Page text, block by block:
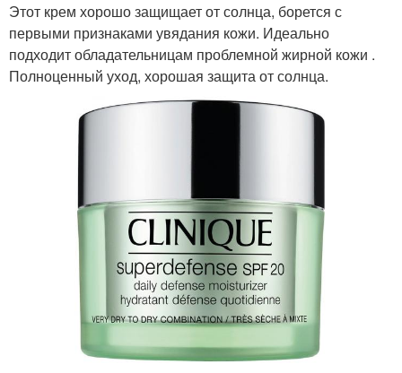
Этот крем хорошо защищает от солнца, борется с
первыми признаками увядания кожи. Идеально
подходит обладательницам проблемной жирной кожи .
Полноценный уход, хорошая защита от солнца.